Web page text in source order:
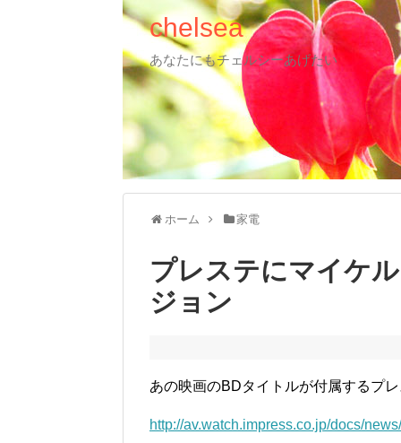
chelsea
あなたにもチェルシーあげたい
ホーム 家電
プレステにマイケ
ジョン
あの映画のBDタイトルが付属するプレ
http://av.watch.impress.co.jp/docs/